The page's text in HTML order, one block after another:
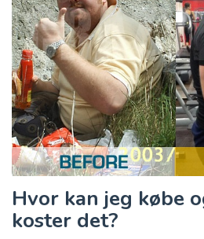
Hvor kan jeg købe
koster det?